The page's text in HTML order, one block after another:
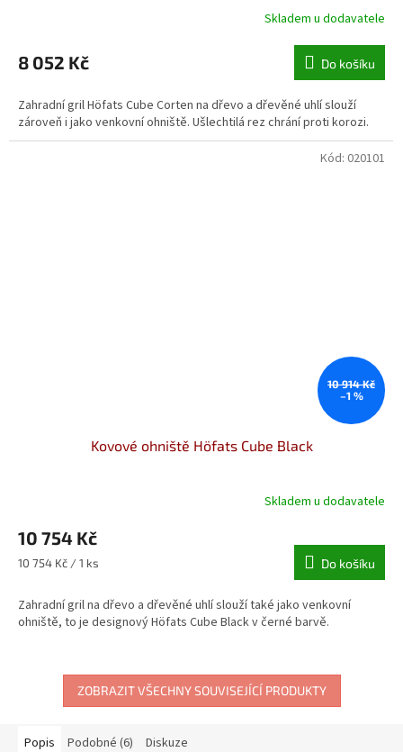
Skladem u dodavatele
8 052 Kč Do košíku
Zahradní gril Höfats Cube Corten na dřevo a dřevěné uhlí slouží
zároveň i jako venkovní ohniště. Ušlechtilá rez chrání proti korozi.
10 914 Kč
–1 %
Kovové ohniště Höfats Cube Black
Skladem u dodavatele
10 754 Kč
Měrná
10 754 Kč / 1 ks Do košíku
Zahradní gril na dřevo a dřevěné uhlí slouží také jako venkovní
ohniště, to je designový Höfats Cube Black v černé barvě.
Kód: 020101
ZOBRAZIT VŠECHNY SOUVISEJÍCÍ PRODUKTY
Popis Podobné (6) Diskuze